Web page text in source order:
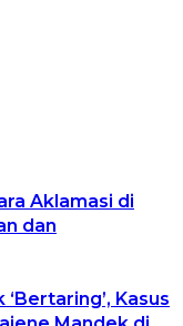
Aklamasi di
dan
Kasus